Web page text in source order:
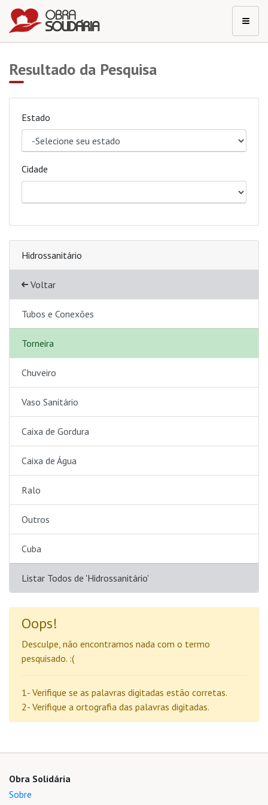
Resultado da Pesquisa
Estado
Cidade
Hidrossanitário
Voltar
Tubos e Conexões
Torneira
Chuveiro
Vaso Sanitário
Caixa de Gordura
Caixa de Água
Ralo
Outros
Cuba
Listar Todos de 'Hidrossanitário'
Oops!
Desculpe, não encontramos nada com o termo
pesquisado. :(
1- Verifique se as palavras digitadas estão corretas.
2- Verifique a ortografia das palavras digitadas.
Obra Solidária
Sobre